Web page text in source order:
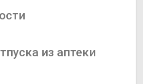
из аптеки